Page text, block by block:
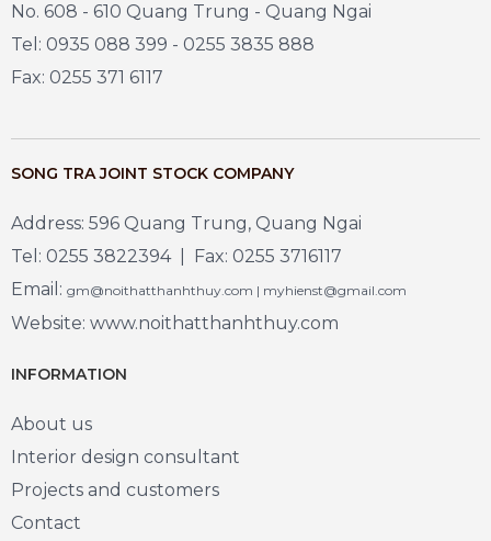
No. 608 - 610 Quang Trung - Quang Ngai
Tel: 0935 088 399 - 0255 3835 888
Fax: 0255 371 6117
SONG TRA JOINT STOCK COMPANY
Address: 596 Quang Trung, Quang Ngai
Tel: 0255 3822394 | Fax: 0255 3716117
Email: gm@noithatthanhthuy.com | myhienst@gmail.com
Website: www.noithatthanhthuy.com
INFORMATION
About us
Interior design consultant
Projects and customers
Contact